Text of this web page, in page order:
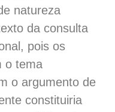
natureza
da consulta
pois os
o tema
o argumento de
constituiria